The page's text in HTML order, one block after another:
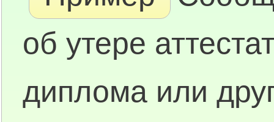
об утере
диплома или